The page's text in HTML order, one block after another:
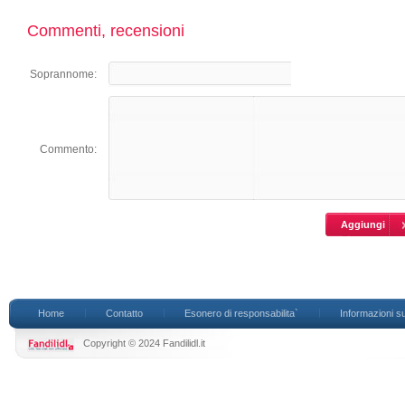
Commenti, recensioni
Soprannome:
Commento:
Home Contatto Esonero di responsabilita` Informazioni
Copyright © 2024 Fandilidl.it